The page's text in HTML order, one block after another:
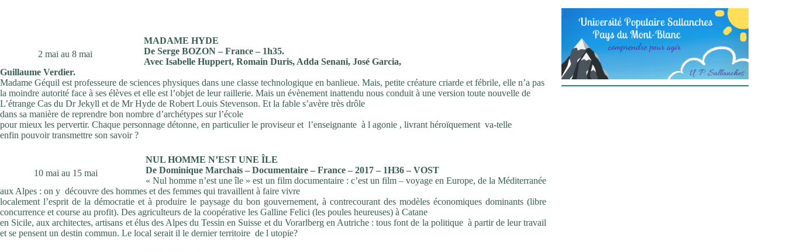
2 mai au 8 mai
MADAME HYDE
De Serge BOZON – France – 1h35.
Avec Isabelle Huppert, Romain Duris, Adda Senani, José Garcia,
Guillaume Verdier.
Madame Géquil est professeure de sciences physiques dans une classe technologique en banlieue. Mais, petite créature criarde et fébrile, elle n’a pas
la moindre autorité face à ses élèves et elle est l’objet de leur raillerie. Mais un évènement inattendu nous conduit à une version toute nouvelle de
L’étrange Cas du Dr Jekyll et de Mr Hyde de Robert Louis Stevenson. Et la fable s’avère très drôle
dans sa manière de reprendre bon nombre d’archétypes sur l’école
pour mieux les pervertir. Chaque personnage détonne, en particulier le proviseur et l’enseignante à l agonie , livrant héroïquement va-telle
enfin pouvoir transmettre son savoir ?
10 mai au 15 mai
NUL HOMME N’EST UNE ÎLE
De Dominique Marchais – Documentaire – France – 2017 – 1H36 – VOST
« Nul homme n’est une île » est un film documentaire : c’est un film – voyage en Europe, de la Méditerranée
aux Alpes : on y découvre des hommes et des femmes qui travaillent à faire vivre
localement l’esprit de la démocratie et à produire le paysage du bon gouvernement, à contrecourant des modèles économiques dominants (libre
concurrence et course au profit). Des agriculteurs de la coopérative les Galline Felici (les poules heureuses) à Catane
en Sicile, aux architectes, artisans et élus des Alpes du Tessin en Suisse et du Vorarlberg en Autriche : tous font de la politique à partir de leur travail
et se pensent un destin commun. Le local serait il le dernier territoire de l utopie?